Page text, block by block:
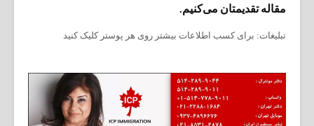
مقاله تقدیمتان می‌کنیم.
تبلیغات: برای کسب اطلاعات بیشتر روی هر پوستر کلیک کنید